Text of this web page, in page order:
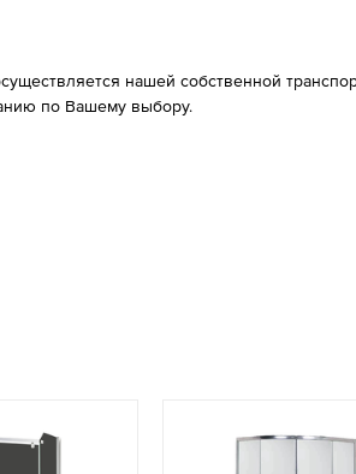
нашей собственной
по Вашему выбору.